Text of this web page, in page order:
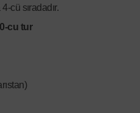
cü sıradadır.
cu tur